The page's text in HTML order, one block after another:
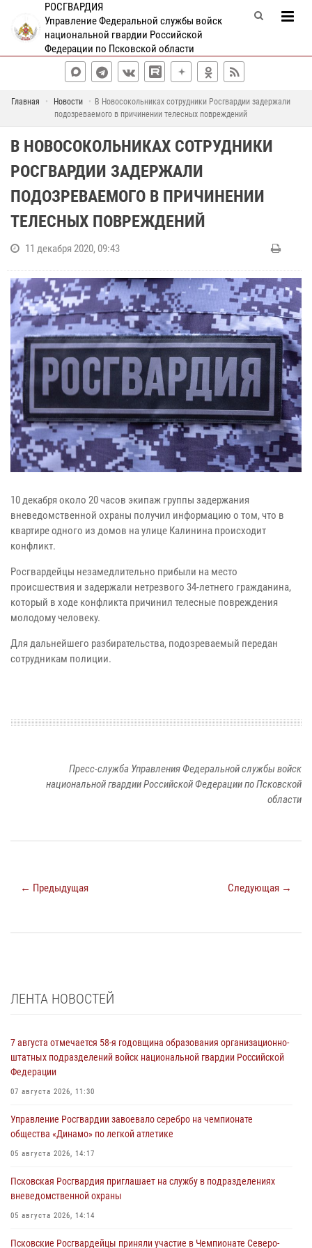
РОСГВАРДИЯ
Управление Федеральной службы войск
национальной гвардии Российской
Федерации по Псковской области
Главная Новости
В Новосокольниках сотрудники Росгвардии задержали
подозреваемого в причинении телесных повреждений
В НОВОСОКОЛЬНИКАХ СОТРУДНИКИ
РОСГВАРДИИ ЗАДЕРЖАЛИ
ПОДОЗРЕВАЕМОГО В ПРИЧИНЕНИИ
ТЕЛЕСНЫХ ПОВРЕЖДЕНИЙ
11 декабря 2020, 09:43
10 декабря около 20 часов экипаж группы задержания
вневедомственной охраны получил информацию о том, что в
квартире одного из домов на улице Калинина происходит
конфликт.
Росгвардейцы незамедлительно прибыли на место
происшествия и задержали нетрезвого 34-летнего гражданина,
который в ходе конфликта причинил телесные повреждения
молодому человеку.
Для дальнейшего разбирательства, подозреваемый передан
сотрудникам полиции.
Пресс-служба Управления Федеральной службы войск
национальной гвардии Российской Федерации по Псковской
области
← Предыдущая Следующая →
ЛЕНТА НОВОСТЕЙ
7 августа отмечается 58-я годовщина образования организационно-
штатных подразделений войск национальной гвардии Российской
Федерации
07 августа 2026, 11:30
Управление Росгвардии завоевало серебро на чемпионате
общества «Динамо» по легкой атлетике
05 августа 2026, 14:17
Псковская Росгвардия приглашает на службу в подразделениях
вневедомственной охраны
05 августа 2026, 14:14
Псковские Росгвардейцы приняли участие в Чемпионате Северо-